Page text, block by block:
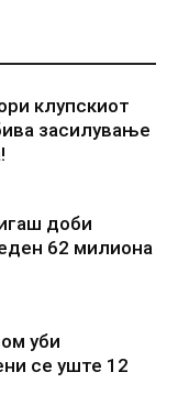
клупскиот
засилување
доби
62 милиона
уби
се уште 12